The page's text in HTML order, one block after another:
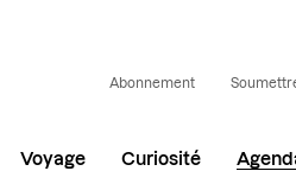
Abonnement
Voyage Curiosité